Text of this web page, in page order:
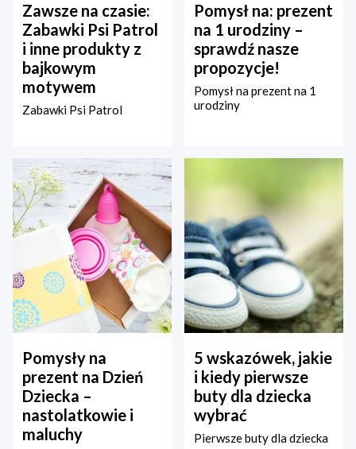
Zawsze na czasie:
Zabawki Psi Patrol
i inne produkty z
bajkowym
motywem
Zabawki Psi Patrol
Pomysł na: prezent
na 1 urodziny –
sprawdź nasze
propozycje!
Pomysł na prezent na 1
urodziny
Pomysły na
prezent na Dzień
Dziecka –
nastolatkowie i
maluchy
5 wskazówek, jakie
i kiedy pierwsze
buty dla dziecka
wybrać
Pierwsze buty dla dziecka